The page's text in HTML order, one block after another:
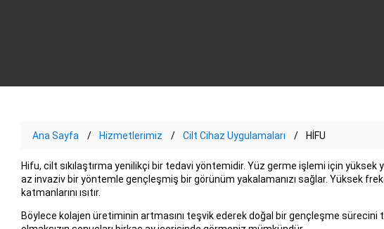
Ana Sayfa Hizmetlerimiz Cilt Cihaz Uygulamaları HİFU
Hifu, cilt sıkılaştırma yenilikçi bir tedavi yöntemidir. Yüz germe işlemi için yüksek
az invaziv bir yöntemle gençleşmiş bir görünüm yakalamanızı sağlar. Yüksek
katmanlarını ısıtır.
Böylece kolajen üretiminin artmasını teşvik ederek doğal bir gençleşme sürecini